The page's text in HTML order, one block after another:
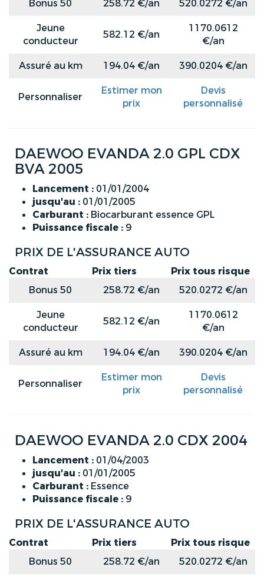
Bonus 50
258.72 €/an
520.0272 €/an
Jeune
conducteur
582.12 €/an
1170.0612
€/an
Assuré au km
194.04 €/an 390.0204 €/an
Personnaliser
Estimer mon
prix
Devis
personnalisé
DAEWOO EVANDA 2.0 GPL CDX
BVA 2005
Lancement : 01/01/2004
jusqu'au : 01/01/2005
Carburant : Biocarburant essence GPL
Puissance fiscale : 9
PRIX DE L'ASSURANCE AUTO
Contrat Prix tiers
Prix tous risque
Bonus 50
258.72 €/an
520.0272 €/an
Jeune
conducteur
582.12 €/an
1170.0612
€/an
Assuré au km
194.04 €/an 390.0204 €/an
Personnaliser
Estimer mon
prix
Devis
personnalisé
DAEWOO EVANDA 2.0 CDX 2004
Lancement : 01/04/2003
jusqu'au : 01/01/2005
Carburant : Essence
Puissance fiscale : 9
PRIX DE L'ASSURANCE AUTO
Contrat Prix tiers
Prix tous risque
Bonus 50
258.72 €/an 520.0272 €/an